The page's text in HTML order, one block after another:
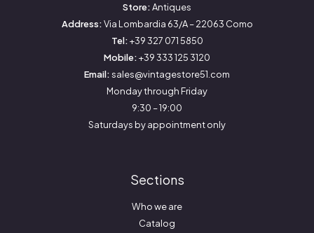
Store:Antiques
Address:Via Lombardia 63/A – 22063 Como
Tel:+39 327 071 5850
Mobile:+39 333 125 3120
Email:sales@vintagestore51.com
Monday through Friday
9:30 – 19:00
Saturdays by appointment only
Sections
Who we are
Catalog